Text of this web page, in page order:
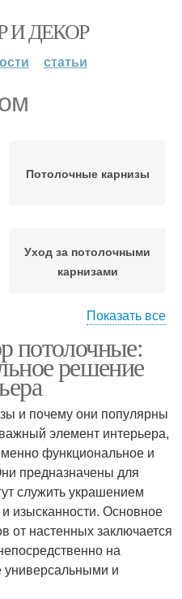
И ДЕКОР
статьи
Потолочные карнизы
Уход за потолочными
карнизами
Карниз в зависимости
Карнизы из
полиуретана
Показать все
потолочные:
решение
и почему они популярны
элемент интерьера,
функциональное и
предназначены для
служить украшением
изысканности. Основное
от настенных заключается
на
универсальными и